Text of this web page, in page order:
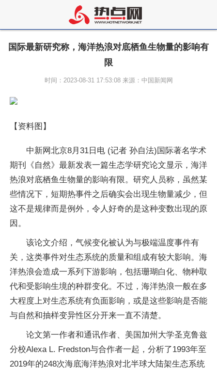
国际最新研究称，海洋热浪对底栖鱼生物量的影响有
限
时间：2023-08-31 17:53:08 来源：中国新闻网
【资料图】
中新网北京8月31日电 (记者 孙自法)国际著名学术
期刊《自然》最新发表一篇生态学研究论文显示，海洋
热浪对底栖鱼生物量的影响有限。研究人员称，虽然某
些情况下，短期热事件之后确实会出现生物量减少，但
这不是规律而是例外，令人好奇的是这种变数出现的原
因。
该论文介绍，气候变化被认为与极端温度事件有
关，这类事件对生态系统的质量和组成有较大影响。海
洋热浪会造成一系列下游影响，包括珊瑚白化、物种取
代和受影响生境的种群变化。不过，海洋热浪一般在多
大程度上对生态系统有负面影响，或是这些影响是否能
与自然和抽样变异性区分开来一直不清楚。
论文第一作者和通讯作者、美国加州大学圣克鲁兹
分校Alexa L. Fredston与合作者一起，分析了1993年至
2019年的248次海底海洋热浪对北半球大陆架生态系统